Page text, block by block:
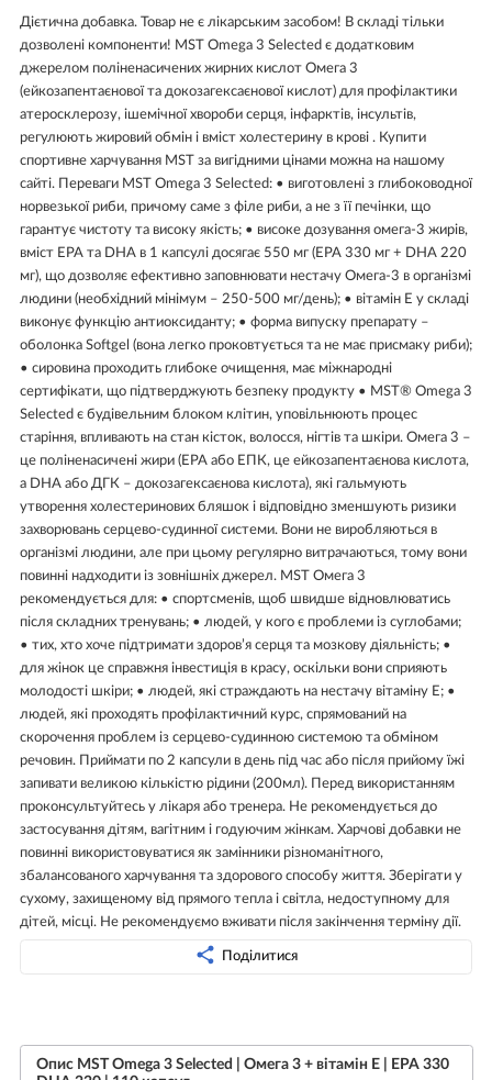
Дієтична добавка. Товар не є лікарським засобом! В складі тільки
дозволені компоненти! MST Omega 3 Selected є додатковим
джерелом поліненасичених жирних кислот Омега 3
(ейкозапентаєнової та докозагексаєнової кислот) для профілактики
атеросклерозу, ішемічної хвороби серця, інфарктів, інсультів,
регулюють жировий обмін і вміст холестерину в крові . Купити
спортивне харчування MST за вигідними цінами можна на нашому
сайті. Переваги MST Omega 3 Selected: • виготовлені з глибоководної
норвезької риби, причому саме з філе риби, а не з її печінки, що
гарантує чистоту та високу якість; • високе дозування омега-3 жирів,
вміст EPA та DHA в 1 капсулі досягає 550 мг (EPA 330 мг + DHA 220
мг), що дозволяє ефективно заповнювати нестачу Омега-3 в організмі
людини (необхідний мінімум – 250-500 мг/день); • вітамін Е у складі
виконує функцію антиоксиданту; • форма випуску препарату –
оболонка Softgel (вона легко проковтується та не має присмаку риби);
• сировина проходить глибоке очищення, має міжнародні
сертифікати, що підтверджують безпеку продукту • MST® Omega 3
Selected є будівельним блоком клітин, уповільнюють процес
старіння, впливають на стан кісток, волосся, нігтів та шкіри. Омега 3 –
це поліненасичені жири (ЕРА або ЕПК, це ейкозапентаєнова кислота,
а DHA або ДГК – докозагексаєнова кислота), які гальмують
утворення холестеринових бляшок і відповідно зменшують ризики
захворювань серцево-судинної системи. Вони не виробляються в
організмі людини, але при цьому регулярно витрачаються, тому вони
повинні надходити із зовнішніх джерел. MST Омега 3
рекомендується для: • спортсменів, щоб швидше відновлюватись
після складних тренувань; • людей, у кого є проблеми із суглобами;
• тих, хто хоче підтримати здоров’я серця та мозкову діяльність; •
для жінок це справжня інвестиція в красу, оскільки вони сприяють
молодості шкіри; • людей, які страждають на нестачу вітаміну Е; •
людей, які проходять профілактичний курс, спрямований на
скорочення проблем із серцево-судинною системою та обміном
речовин. Приймати по 2 капсули в день під час або після прийому їжі
запивати великою кількістю рідини (200мл). Перед використанням
проконсультуйтесь у лікаря або тренера. Не рекомендується до
застосування дітям, вагітним і годуючим жінкам. Харчові добавки не
повинні використовуватися як замінники різноманітного,
збалансованого харчування та здорового способу життя. Зберігати у
сухому, захищеному від прямого тепла і світла, недоступному для
дітей, місці. Не рекомендуємо вживати після закінчення терміну дії.
Поділитися
Опис MST Omega 3 Selected | Омега 3 + вітамін Е | EPA 330